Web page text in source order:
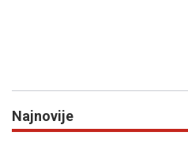
Najnovije